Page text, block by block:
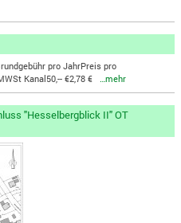
pro JahrPreis pro
Kanal50,-- €2,78 €…mehr
"Hesselbergblick II" OT